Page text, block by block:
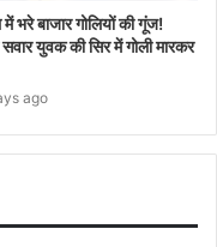
भरे बाजार गोलियों की गूंज!
सवार युवक की सिर में गोली मारकर
ago